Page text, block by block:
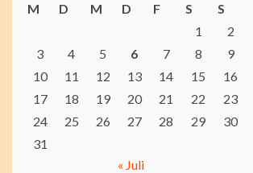
M
D M D F S
S
1
2
3
4 5 6 7 8
9
10
11 12 13 14 15
16
17
18 19 20 21 22
23
24
25 26 27 28 29
30
31
« Juli